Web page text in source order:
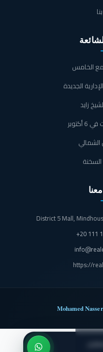
الخامس
الجديدة
زايد
District 5 Mall,
+20 111
https://
Mohamed Nasser